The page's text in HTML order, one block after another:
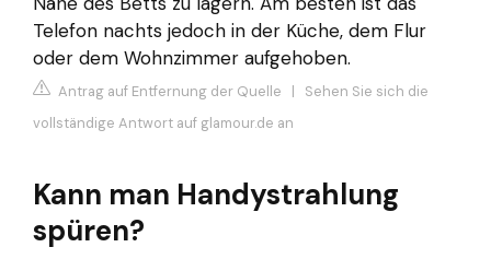
Telefon nachts jedoch in der Küche, dem Flur
oder dem Wohnzimmer aufgehoben.
Antrag auf Entfernung der Quelle | Sehen Sie sich die
vollständige Antwort auf glamour.de an
Kann man Handystrahlung
spüren?